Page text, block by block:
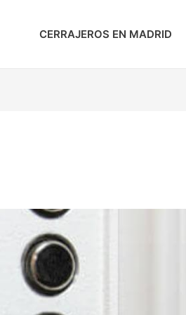
CERRAJEROS EN MADRID